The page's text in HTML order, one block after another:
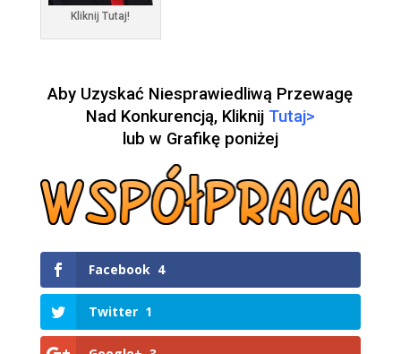
Kliknij Tutaj!
Aby Uzyskać Niesprawiedliwą Przewagę
Nad Konkurencją, Kliknij Tutaj>
lub w Grafikę poniżej
Facebook 4
Twitter 1